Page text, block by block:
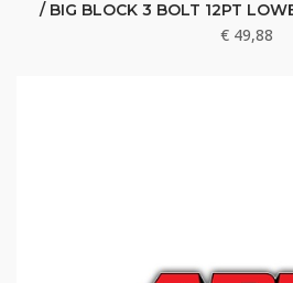
/ BIG BLOCK 3 BOLT 12PT
€ 49,88